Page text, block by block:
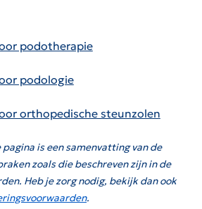
podotherapie
podologie
orthopedische steunzolen
is een samenvatting van de
zoals die beschreven zijn in de
Heb je zorg nodig, bekijk dan ook
.